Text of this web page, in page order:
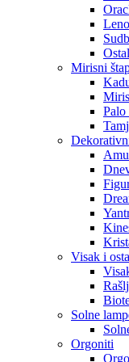
Mirisni
Palo
Visak i
Solne
Orgoniti